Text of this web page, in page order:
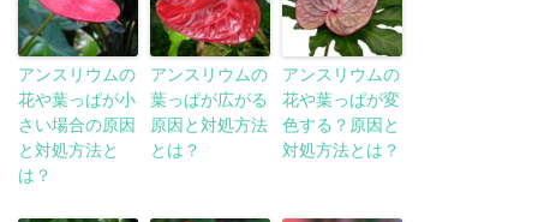
アンスリウムの
花や葉っぱが小
さい場合の原因
と対処方法と
は？
アンスリウムの
葉っぱが広がる
原因と対処方法
とは？
アンスリウムの
花や葉っぱが変
色する？原因と
対処方法とは？